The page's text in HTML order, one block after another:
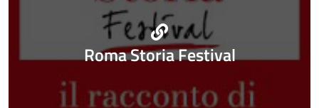
Roma Storia Festival